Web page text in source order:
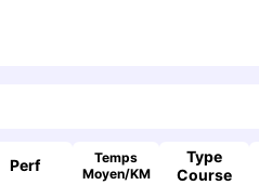
Perf
Temps
Moyen/KM
Type
Course